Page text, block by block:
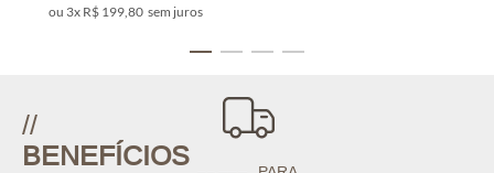
3x R$ 199,80 sem juros
//
BENEFÍCIOS